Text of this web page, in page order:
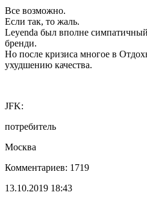
Все возможно.
Если так, то жаль.
Leyenda был вполне
бренди.
Но после кризиса многое в
ухудшению качества.
JFK:
потребитель
Москва
Комментариев: 1719
13.10.2019 18:43